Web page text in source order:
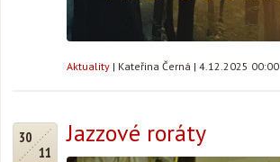
Aktuality | Kateřina Černá | 4.12.2025 00:00
30
11
Jazzové roráty